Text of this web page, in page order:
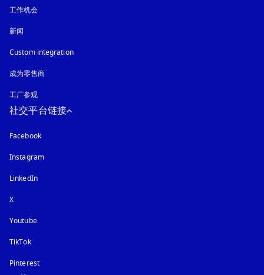
工作机会
新闻
Custom integration
成为零售商
工厂参观
社交平台链接
Facebook
Instagram在新选项卡中打开
LinkedIn
X
Youtube在新选项卡中打开
TikTok
Pinterest